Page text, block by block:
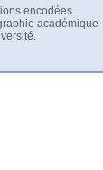
encodées
académique